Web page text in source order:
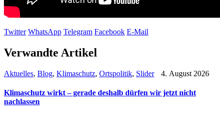
Twitter WhatsApp Telegram Facebook E-Mail
Verwandte Artikel
Aktuelles, Blog, Klimaschutz, Ortspolitik, Slider 4. August 2026
Klimaschutz wirkt – gerade deshalb dürfen wir jetzt nicht
nachlassen